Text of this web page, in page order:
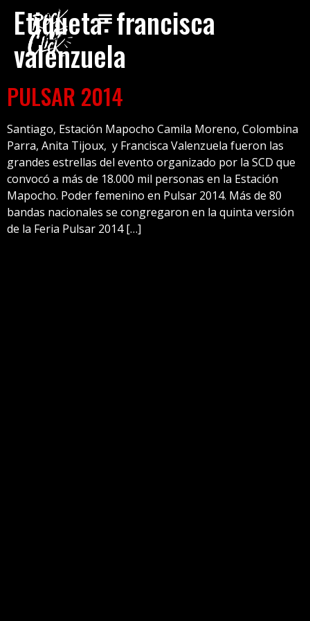
Etiqueta:francisca
valenzuela
PULSAR 2014
Santiago, Estación Mapocho Camila Moreno, Colombina
Parra, Anita Tijoux, y Francisca Valenzuela fueron las
grandes estrellas del evento organizado por la SCD que
convocó a más de 18.000 mil personas en la Estación
Mapocho. Poder femenino en Pulsar 2014. Más de 80
bandas nacionales se congregaron en la quinta versión
de la Feria Pulsar 2014 […]